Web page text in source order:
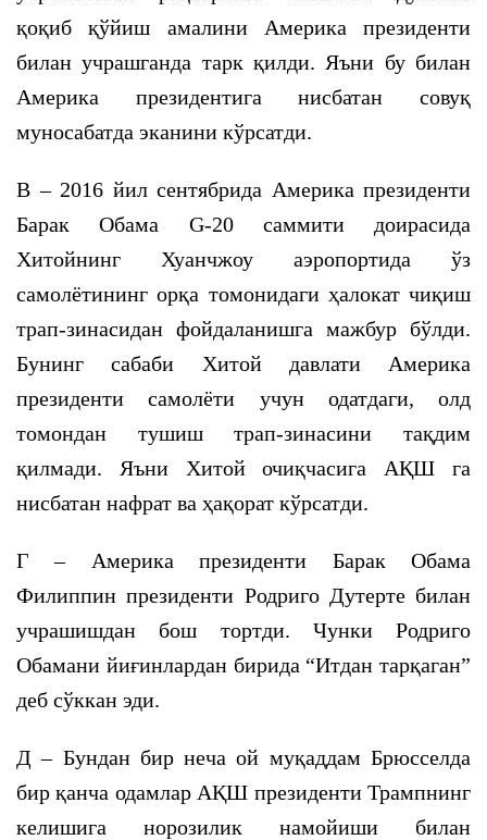
қоқиб қўйиш амалини Америка президенти
билан учрашганда тарк қилди. Яъни бу билан
Америка президентига нисбатан совуқ
муносабатда эканини кўрсатди.
В – 2016 йил сентябрида Америка президенти
Барак Обама G-20 саммити доирасида
Хитойнинг Хуанчжоу аэропортида ўз
самолётининг орқа томонидаги ҳалокат чиқиш
трап-зинасидан фойдаланишга мажбур бўлди.
Бунинг сабаби Хитой давлати Америка
президенти самолёти учун одатдаги, олд
томондан тушиш трап-зинасини тақдим
қилмади. Яъни Хитой очиқчасига АҚШ га
нисбатан нафрат ва ҳақорат кўрсатди.
Г – Америка президенти Барак Обама
Филиппин президенти Родриго Дутерте билан
учрашишдан бош тортди. Чунки Родриго
Обамани йиғинлардан бирида “Итдан тарқаган”
деб сўккан эди.
Д – Бундан бир неча ой муқаддам Брюсселда
бир қанча одамлар АҚШ президенти Трампнинг
келишига норозилик намойиши билан